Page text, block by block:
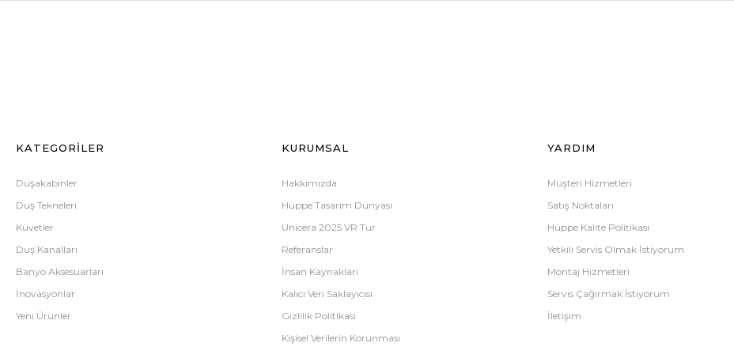
KATEGORİLER
Duşakabinler
Duş Tekneleri
Küvetler
Duş Kanalları
Banyo Aksesuarları
İnovasyonlar
Yeni Ürünler
KURUMSAL
Hakkımızda
Hüppe Tasarım Dünyası
Unicera 2025 VR Tur
Referanslar
İnsan Kaynakları
Kalıcı Veri Saklayıcısı
Gizlilik Politikası
Kişisel Verilerin Korunması
YARDIM
Müşteri Hizmetleri
Satış Noktaları
Hüppe Kalite Politikası
Yetkili Servis Olmak İstiyorum
Montaj Hizmetleri
Servis Çağırmak İstiyorum
İletişim